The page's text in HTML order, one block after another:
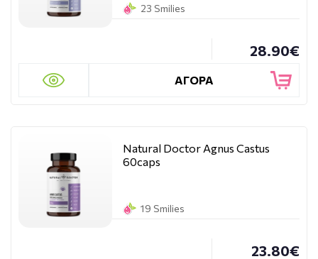
23 Smilies
28.90€
ΑΓΟΡΑ
Natural Doctor Agnus Castus
60caps
19 Smilies
23.80€